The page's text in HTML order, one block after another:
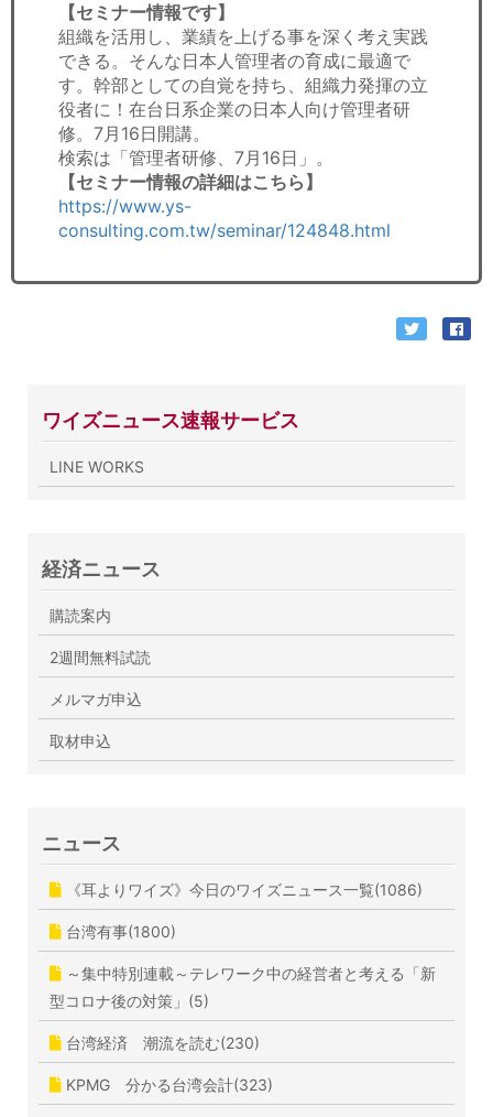
【セミナー情報です】
組織を活用し、業績を上げる事を深く考え実践
できる。そんな日本人管理者の育成に最適で
す。幹部としての自覚を持ち、組織力発揮の立
役者に！在台日系企業の日本人向け管理者研
修。7月16日開講。
検索は「管理者研修、7月16日」。
【セミナー情報の詳細はこちら】
https://www.ys-
consulting.com.tw/seminar/124848.html
ワイズニュース速報サービス
LINE WORKS
経済ニュース
購読案内
2週間無料試読
メルマガ申込
取材申込
ニュース
《耳よりワイズ》今日のワイズニュース一覧(1086)
台湾有事(1800)
～集中特別連載～テレワーク中の経営者と考える「新
型コロナ後の対策」(5)
台湾経済 潮流を読む(230)
KPMG 分かる台湾会計(323)